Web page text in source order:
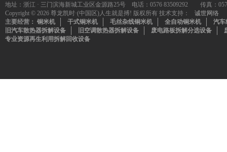
地址：浙江 · 三门滨海新城工业区金源路25号 电话：0576 83509292 传真：
Copyright © 2026 尊龙凯时·(中国区)人生就是搏! 版权所有 技术支持：
诚世网络
主要经营： 铜米机 干式铜米机 毛丝杂线铜米机 全自动铜米机
汽车
旧汽车散热器拆解设备
旧空调散热器拆解设备 废电路板拆解分选设备
专业资源再生利用拆解回收设备